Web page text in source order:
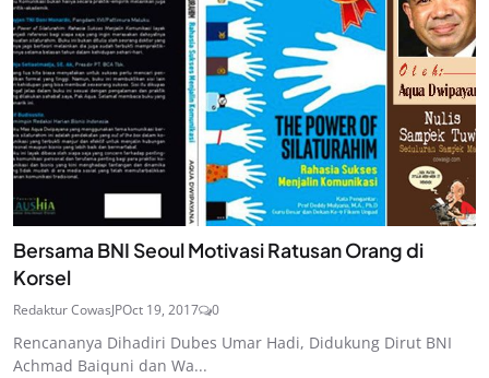
Bersama BNI Seoul Motivasi Ratusan Orang di
Korsel
Redaktur CowasJPOct 19, 2017 0
Rencananya Dihadiri Dubes Umar Hadi, Didukung Dirut BNI
Achmad Baiquni dan Wa...